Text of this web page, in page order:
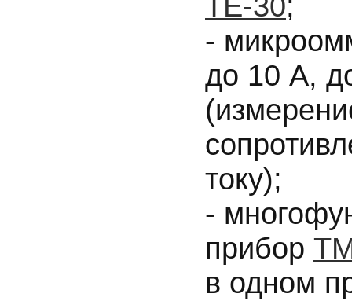
-
до 10 А,
току);
-
прибор
в одном